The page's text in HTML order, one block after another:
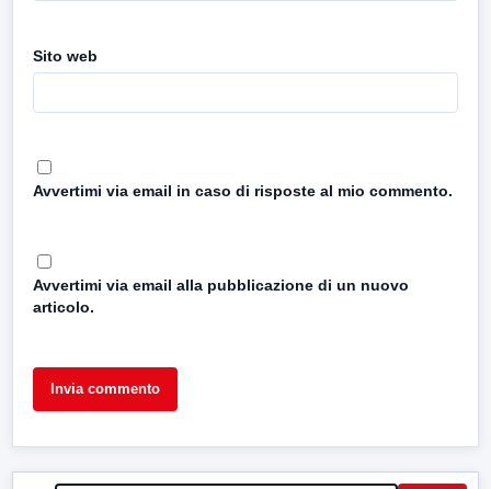
Sito web
Avvertimi via email in caso di risposte al mio commento.
Avvertimi via email alla pubblicazione di un nuovo
articolo.